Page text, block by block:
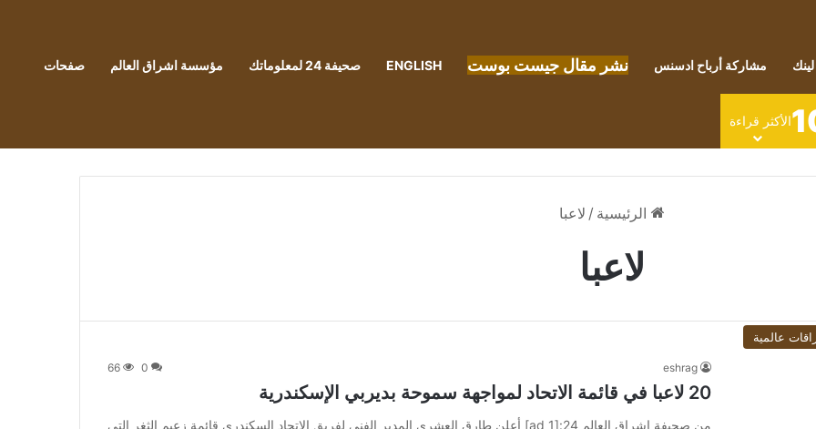
مشاركة أرباح ادسنس نشر مقال جيست بوست ENGLISH صحيفة 24 لمعلوماتك مؤسسة اشراق العالم صفحات
الأكثر قراءة
الرئيسية / لاعبا
لاعبا
عالمية
eshrag
0
66
20 لاعبا في قائمة الاتحاد لمواجهة سموحة بديربي الإسكندرية
من صحيفة اشراق العالم 24:[ad_1] أعلن طارق العشري المدير الفني لفريق الاتحاد السكندري قائمة زعيم الثغر التي